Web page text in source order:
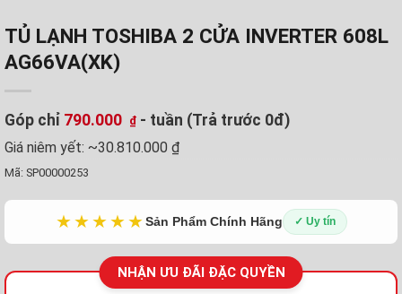
TỦ LẠNH TOSHIBA 2 CỬA INVERTER 608L
AG66VA(XK)
Góp chỉ 790.000 ₫ - tuần (Trả trước 0đ)
Giá niêm yết: ~30.810.000 ₫
Mã: SP00000253
★★★★★Sản Phẩm Chính Hãng ✓ Uy tín
NHẬN ƯU ĐÃI ĐẶC QUYỀN